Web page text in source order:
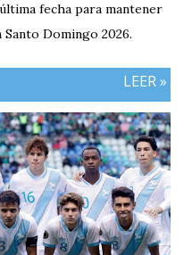
fecha para mantener
Domingo 2026.
LEER »